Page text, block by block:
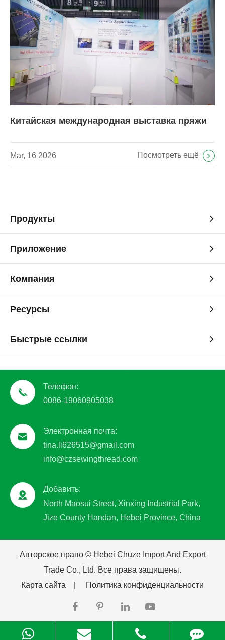
Китайская международная выставка пряжи
Mar, 16 2026 Посмотреть ещё
Продукты
Приложение
Компания
Ресурсы
Быстрые ссылки
Телефон:
0086-19060905038
Электронная почта:
tina.li626515@gmail.com
info@czsewingthread.com
Добавить:
North Maosui Street, Xinxing Industrial Park,
Jize County Handan, Hebei Province, China
Авторское право © Hebei Chuze Import And Export
Trade Co., Ltd. Все права защищены.
Карта сайта
Политика конфиденциальности